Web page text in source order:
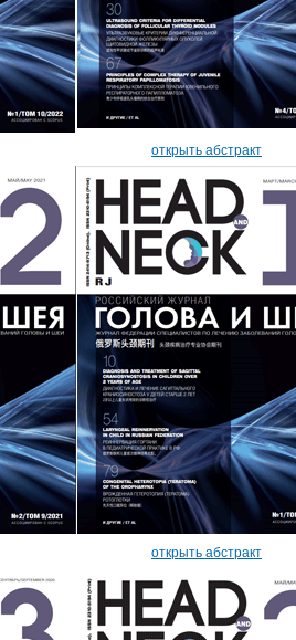
открыть абстракт
открыть абстракт